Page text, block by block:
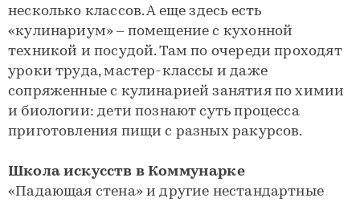
несколько классов. А еще здесь есть
«кулинариум» – помещение с кухонной
техникой и посудой. Там по очереди проходят
уроки труда, мастер-классы и даже
сопряженные с кулинарией занятия по химии
и биологии: дети познают суть процесса
приготовления пищи с разных ракурсов.
Школа искусств в Коммунарке
«Падающая стена» и другие нестандартные